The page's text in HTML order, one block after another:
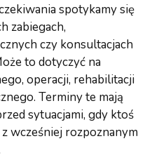
spotykamy się
zabiegach,
czy konsultacjach
to dotyczyć na
operacji, rehabilitacji
Terminy te mają
sytuacjami, gdy ktoś
wcześniej rozpoznanym